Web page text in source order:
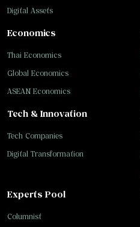
Digital Assets
Tech & Innovation
Tech Companies
Digital Transformation
Economics
Thai Economics
Global Economics
ASEAN Economics
Experts Pool
Columnist